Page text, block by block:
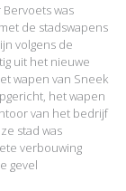
was
de stadswapens
volgens de
uit het nieuwe
wapen van Sneek
het wapen
van het bedrijf
stad was
verbouwing
gevel